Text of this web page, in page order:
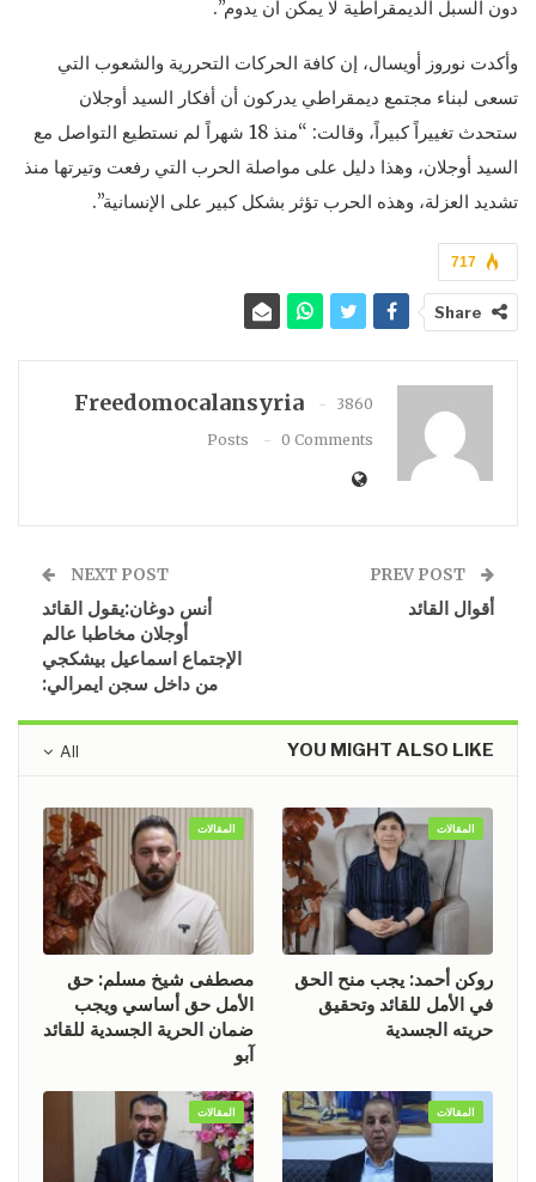
دون السبل الديمقراطية لا يمكن أن يدوم”.
وأكدت نوروز أويسال، إن كافة الحركات التحررية والشعوب التي
تسعى لبناء مجتمع ديمقراطي يدركون أن أفكار السيد أوجلان
ستحدث تغييراً كبيراً، وقالت: “منذ 18 شهراً لم نستطيع التواصل مع
السيد أوجلان، وهذا دليل على مواصلة الحرب التي رفعت وتيرتها منذ
تشديد العزلة، وهذه الحرب تؤثر بشكل كبير على الإنسانية”.
717
Share
Freedomocalansyria
3860
Posts
0 Comments
أقوال القائد
NEXT POST
أنس دوغان:يقول القائد
أوجلان مخاطبا عالم
الإجتماع اسماعيل بيشكجي
من داخل سجن ايمرالي:
All YOU MIGHT ALSO LIKE
المقالات
روكن أحمد: يجب منح الحق
في الأمل للقائد وتحقيق
حريته الجسدية
المقالات
مصطفى شيخ مسلم: حق
الأمل حق أساسي ويجب
ضمان الحرية الجسدية للقائد
آبو
المقالات المقالات